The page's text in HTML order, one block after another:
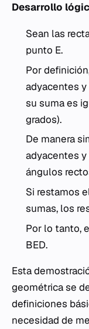
Desarrollo
Sean las
punto E.
Por
adyacentes
su suma es
grados).
De manera
adyacentes
ángulos
Si restamos
sumas, los
Por lo tanto,
BED.
Esta
geométrica se
definiciones
necesidad de